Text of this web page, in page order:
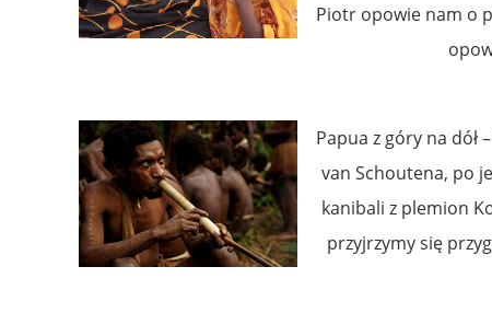
Piotr opowie nam o
Papua z góry na dół
van Schoutena, po
kanibali z plemion
przyjrzymy się